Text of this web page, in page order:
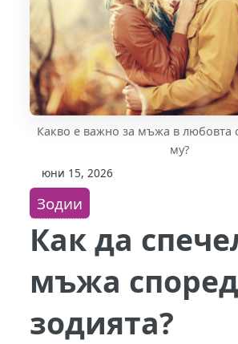
Какво е важно за мъжа в любовта
му?
юни 15, 2026
Зодии
Как да
мъжа според
зодията?